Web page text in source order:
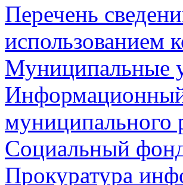
Перечень
использованием
Муниципальные
Информационный
муниципального
Социальный
Прокуратура